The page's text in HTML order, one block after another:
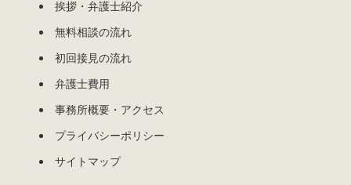
挨拶・弁護士紹介
無料相談の流れ
初回接見の流れ
弁護士費用
事務所概要・アクセス
プライバシーポリシー
サイトマップ